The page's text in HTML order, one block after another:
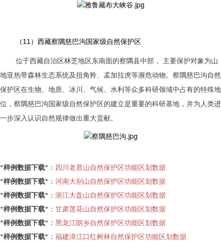
（11）西藏察隅慈巴沟国家级自然保护区
位于西藏自治区林芝地区东南面的察隅县中部， 主要保护对象为山
地亚热带森林生态系统及扭角羚、孟加拉虎等濒危动物。察隅慈巴沟自然
保护区在生物、地质、冰川、气候、水利等众多科研领域中占有的特殊地
位，察隅慈巴沟国家级自然保护区的建立是重要的科研基地，并为人类进
一步深入认识自然规律做出重大贡献。
*样例数据下载*： 四川老君山自然保护区功能区划数据
*样例数据下载*： 河南大别山自然保护区功能区划数据
*样例数据下载*： 浙江大盘山自然保护区功能区划数据
*样例数据下载*： 甘肃莲花山自然保护区功能区划数据
*样例数据下载*： 黑龙江朗乡自然保护区功能区划数据
*样例数据下载*： 福建漳江口红树林自然保护区功能区划数据